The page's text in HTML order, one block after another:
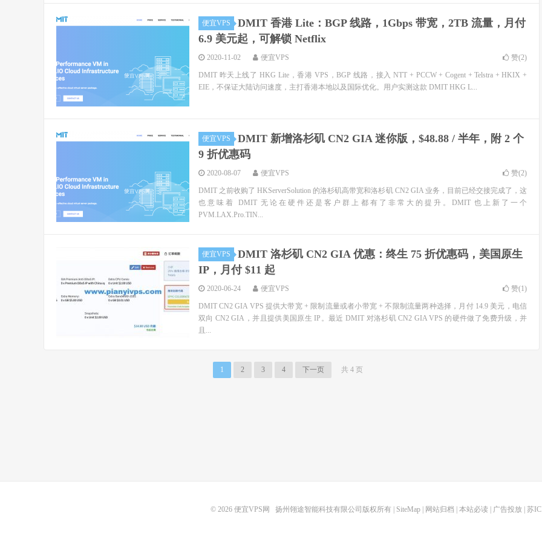
便宜VPS
DMIT 香港 Lite：BGP 线路，1Gbps 带宽，2TB 流量，月付
6.9 美元起，可解锁 Netflix
2020-11-02 便宜VPS 赞(2)
DMIT 昨天上线了 HKG Lite，香港 VPS，BGP 线路，接入 NTT + PCCW + Cogent + Telstra + HKIX +
EIE，不保证大陆访问速度，主打香港本地以及国际优化。用户实测这款 DMIT HKG L...
便宜VPS
DMIT 新增洛杉矶 CN2 GIA 迷你版，$48.88 / 半年，附 2 个
9 折优惠码
2020-08-07 便宜VPS 赞(2)
DMIT 之前收购了 HKServerSolution 的洛杉矶高带宽和洛杉矶 CN2 GIA 业务，目前已经交接完成了，这
也意味着 DMIT 无论在硬件还是客户群上都有了非常大的提升。DMIT 也上新了一个
PVM.LAX.Pro.TIN...
便宜VPS
DMIT 洛杉矶 CN2 GIA 优惠：终生 75 折优惠码，美国原生
IP，月付 $11 起
2020-06-24 便宜VPS 赞(1)
DMIT CN2 GIA VPS 提供大带宽 + 限制流量或者小带宽 + 不限制流量两种选择，月付 14.9 美元，电信
双向 CN2 GIA，并且提供美国原生 IP。最近 DMIT 对洛杉矶 CN2 GIA VPS 的硬件做了免费升级，并
且...
1 2 3 4 下一页 共 4 页
© 2026 便宜VPS网 扬州翎途智能科技有限公司版权所有 | SiteMap | 网站归档 | 本站必读 | 广告投放 | 苏